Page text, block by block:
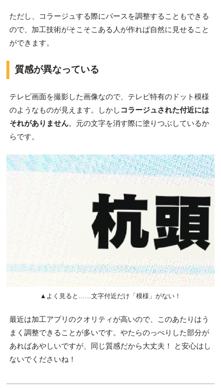
ただし、コラージュする際にパースを調整することもできる
ので、加工技術がそこそこある人が作れば自然に見せること
ができます。
質感が異なっている
テレビ画面を撮影した画像なので、テレビ特有のドット模様
のようなものが見えます。しかし コラージュされた付近には
それがありません。元の文字を消す際に塗りつぶしているか
らです。
▲よく見ると……文字付近だけ「模様」がない！
最近は加工アプリのクオリティが高いので、このあたりはう
まく調整できることが多いです。やたらのっぺりした部分が
あればあやしいですが、同じ質感だから大丈夫！ と安心はし
ないでくださいね！